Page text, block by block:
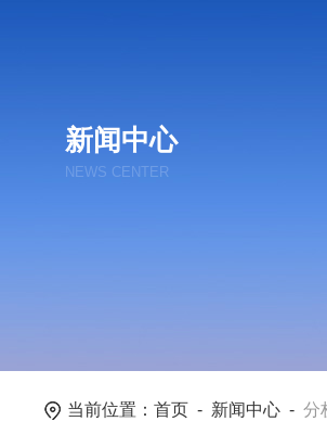
新闻中心
NEWS CENTER
当前位置：首页 - 新闻中心 -分